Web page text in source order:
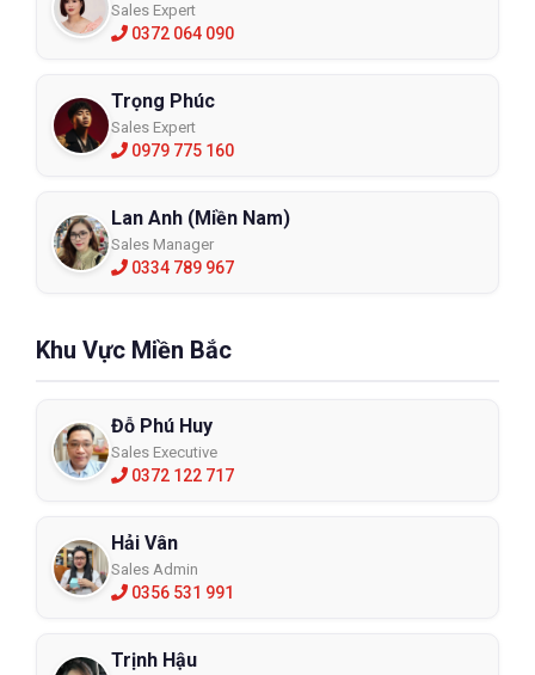
Sales Expert
0372 064 090
Trọng Phúc
Sales Expert
0979 775 160
Lan Anh (Miền Nam)
Sales Manager
0334 789 967
Khu Vực Miền Bắc
Đỗ Phú Huy
Sales Executive
0372 122 717
Hải Vân
Sales Admin
0356 531 991
Trịnh Hậu